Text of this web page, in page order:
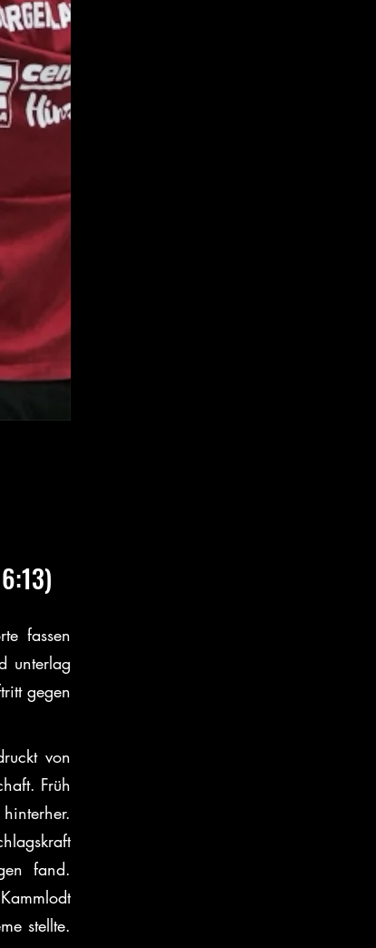
fassen
unterlag
gegen
von
Früh
fand.
stellte.